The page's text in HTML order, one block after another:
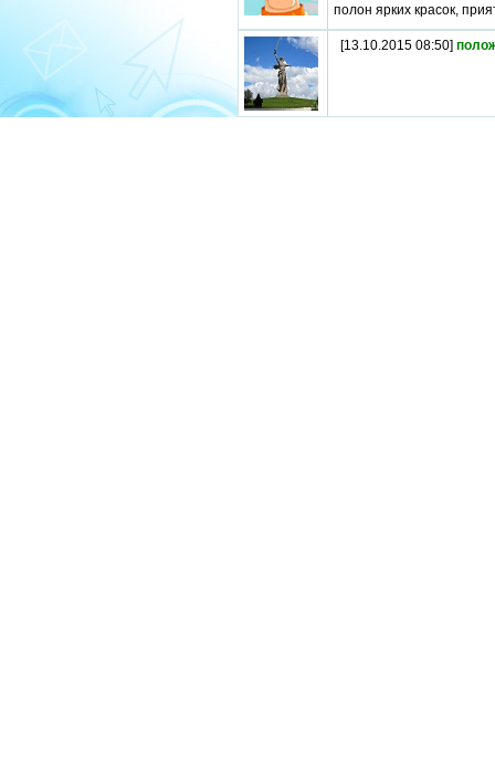
полон ярких красок,
[13.10.2015 08:50]